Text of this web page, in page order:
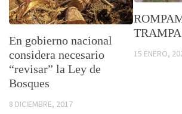
En gobierno nacional
considera necesario
“revisar” la Ley de
Bosques
8 DICIEMBRE, 2017
TRAMPA
15 ENERO,